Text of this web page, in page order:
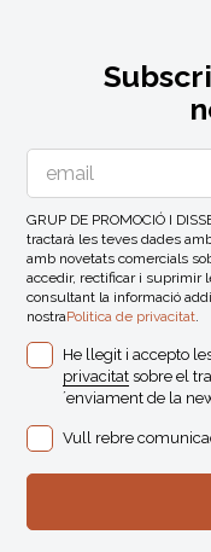
GRUP DE PROMOCIÓ I
tractarà les teves dades
amb novetats comercials
accedir, rectificar i suprimir
consultant la informació
nostraPolitica de privacitat.
He llegit i accepto
privacitat sobre el
´enviament de la
Vull rebre